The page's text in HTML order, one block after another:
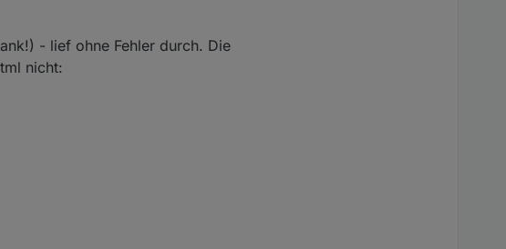
- lief ohne Fehler durch. Die
nicht: